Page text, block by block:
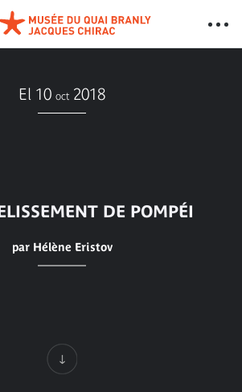
El 10 oct 2018
DE POMPÉI
par Hélène Eristov